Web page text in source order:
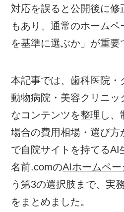
対応を誤ると公開後に修
もあり、通常のホーム
を基準に選ぶか」が重要
本記事では、歯科医院・
動物病院・美容クリニッ
なコンテンツを整理し、
場合の費用相場・選び方
で自院サイトを持てるAI
名前.comのAIホームペー
う第3の選択肢まで、実
をまとめました。